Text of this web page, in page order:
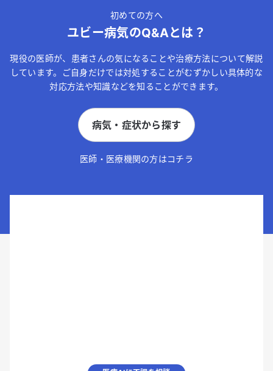
初めての方へ
ユビー病気のQ&Aとは？
現役の医師が、患者さんの気になることや治療方法について解説
しています。ご自身だけでは対処することがむずかしい具体的な
対応方法や知識などを知ることができます。
病気・症状から探す
医師・医療機関の方はコチラ